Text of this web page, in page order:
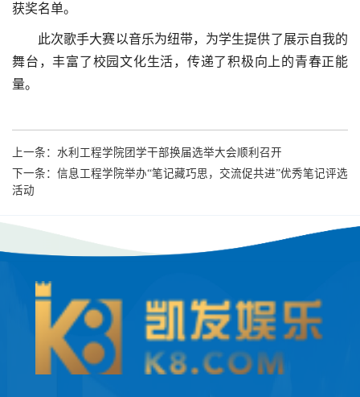
获奖名单。
此次歌手大赛以音乐为纽带，为学生提供了展示自我的
舞台，丰富了校园文化生活，传递了积极向上的青春正能
量。
上一条： 水利工程学院团学干部换届选举大会顺利召开
下一条： 信息工程学院举办“笔记藏巧思，交流促共进”优秀笔记评选
活动